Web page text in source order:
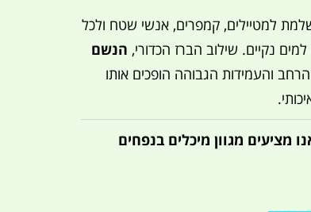
למטיילים, קמפרים, אנשי שטח ולכל
נקיים. שילוב הברז הכדורי, הנשם
והעמידות הגבוהה הופכים אותו
מציעים מגוון מיכלים בנפחים